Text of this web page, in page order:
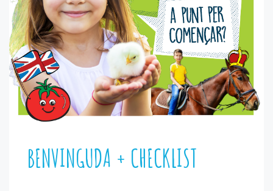
BENVINGUDA + CHECKLIST